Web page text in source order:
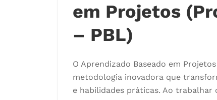
em Projetos
– PBL)
O Aprendizado Baseado em
metodologia inovadora que
e habilidades práticas. Ao